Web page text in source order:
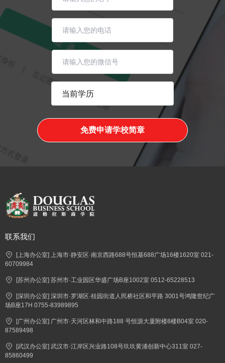
免费申请学校简章
联系我们
[上海办公室] 上海市·静安区·南京西路688号恒基688广场16楼1620室 021-
60709984
[苏州办公室] 苏州市·工业园区华盛广场B座1002室 0512-65228513
[深圳办公室] 深圳市·罗湖区·桂园街道人民桥社区和平路 3001号鸿隆世纪广
场B座17H 0755-83989895
[广州办公室] 广州市·天河区林和中路188 号恒源大厦附楼8楼B04室 020-
87589498
[武汉办公室] 武汉市·江岸区兴业路108号玖玖黄浦创新中心311室 027-
85860499